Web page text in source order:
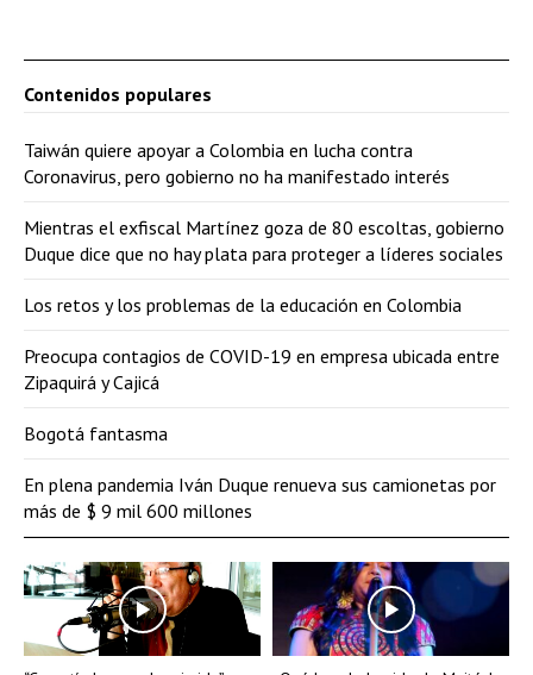
Contenidos populares
Taiwán quiere apoyar a Colombia en lucha contra
Coronavirus, pero gobierno no ha manifestado interés
Mientras el exfiscal Martínez goza de 80 escoltas, gobierno
Duque dice que no hay plata para proteger a líderes sociales
Los retos y los problemas de la educación en Colombia
Preocupa contagios de COVID-19 en empresa ubicada entre
Zipaquirá y Cajicá
Bogotá fantasma
En plena pandemia Iván Duque renueva sus camionetas por
más de $ 9 mil 600 millones